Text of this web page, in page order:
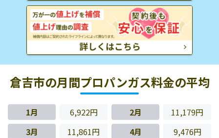
倉吉市の月間プロパンガス料金の平均
1月 6,922円 2月
11,179円
3月
11,861円 4月
9,476円